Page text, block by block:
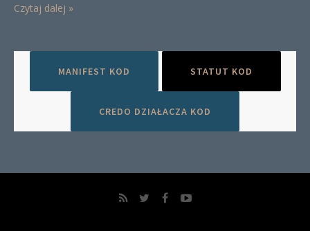
Czytaj dalej »
MANIFEST KOD STATUT KOD
CREDO DZIAŁACZA KOD